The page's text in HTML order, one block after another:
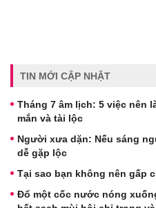
TIN MỚI CẬP NHẬT
Tháng 7 âm lịch: 5 việc nên
mắn và tài lộc
Người xưa dặn: Nếu sáng
dễ gặp lộc
Tại sao bạn không nên gấp
Đổ một cốc nước nóng